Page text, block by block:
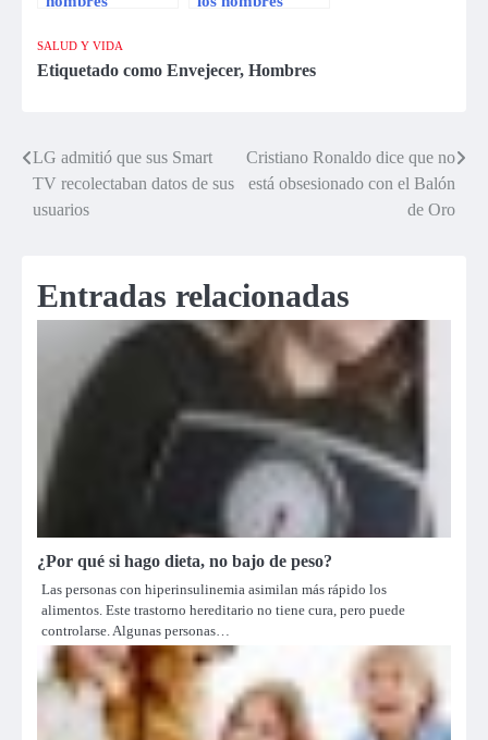
rápido?
Descúbrelo aquí
SALUD Y VIDA
Etiquetado como Envejecer, Hombres
Navegación
de
LG admitió que sus Smart
TV recolectaban datos de sus
usuarios
Cristiano Ronaldo dice que no
está obsesionado con el Balón
de Oro
Entradas relacionadas
¿Por qué si hago dieta, no bajo de peso?
Las personas con hiperinsulinemia asimilan más rápido los
alimentos. Este trastorno hereditario no tiene cura, pero puede
controlarse. Algunas personas…